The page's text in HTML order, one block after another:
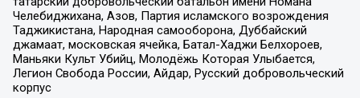
Челебиджихана, Азов, Партия исламского возрождения
Таджикистана, Народная самооборона, Дуббайский
джамаат, московская ячейка, Батал-Хаджи Белхороев,
Маньяки Культ Убийц, Молодёжь Которая Улыбается,
Легион Свобода России, Айдар, Русский добровольческий
корпус